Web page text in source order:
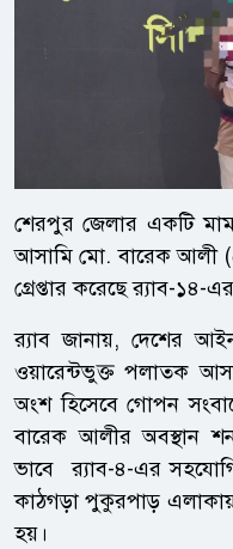
শেরপুর জেলার একটি
আসামি মো. বারেক আলী
গ্রেপ্তার করেছে র‌্যাব-১৪-
র‌্যাব জানায়, দেশের
ওয়ারেন্টভুক্ত পলাতক
অংশ হিসেবে গোপন
বারেক আলীর অবস্থান
ভাবে র‌্যাব-৪-এর
কাঠগড়া পুকুরপাড় এলাকায়
হয়।